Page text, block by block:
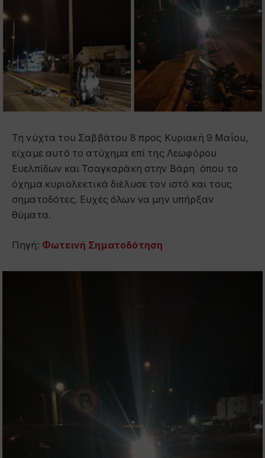
Τη νύχτα του Σαββάτου 8 προς Κυριακή 9 Μαΐου,
είχαμε αυτό το ατύχημα επί της Λεωφόρου
Ευελπίδων και Τσαγκαράκη στην Βάρη όπου το
όχημα κυριολεκτικά διέλυσε τον ιστό και τους
σηματοδότες. Ευχές όλων να μην υπήρξαν
θύματα.
Πηγή: Φωτεινή Σηματοδότηση